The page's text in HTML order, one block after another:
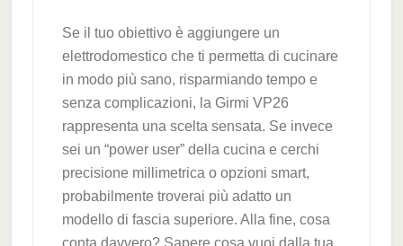
Se il tuo obiettivo è aggiungere un
elettrodomestico che ti permetta di cucinare
in modo più sano, risparmiando tempo e
senza complicazioni, la Girmi VP26
rappresenta una scelta sensata. Se invece
sei un “power user” della cucina e cerchi
precisione millimetrica o opzioni smart,
probabilmente troverai più adatto un
modello di fascia superiore. Alla fine, cosa
conta davvero? Sapere cosa vuoi dalla tua